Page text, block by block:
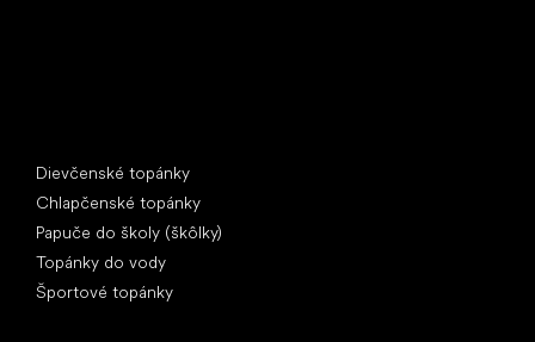
Dievčenské topánky
Chlapčenské topánky
Papuče do školy (škôlky)
Topánky do vody
Športové topánky